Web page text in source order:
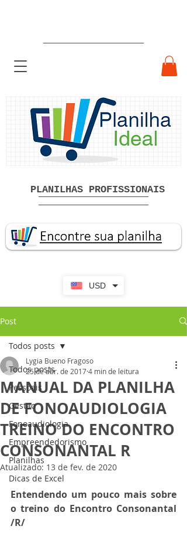
USD
Planilhas Profissionais prontas
Download grátis
PLANILHAS PROFISSIONAIS
Post
Todos posts
Pessoais
Gestao
Fonoaudiologia
Empreendedorismo
Planilhas
Dicas de Excel
Todos posts
MANUAL DA PLANILHA
DE FONOAUDIOLOGIA
TREINO DO ENCONTRO
CONSONANTAL R
Lygia Bueno Fragoso
25 de abr. de 20174 min de leitura
Atualizado: 13 de fev. de 2020
Entendendo um pouco mais sobre
o treino do Encontro Consonantal
/R/